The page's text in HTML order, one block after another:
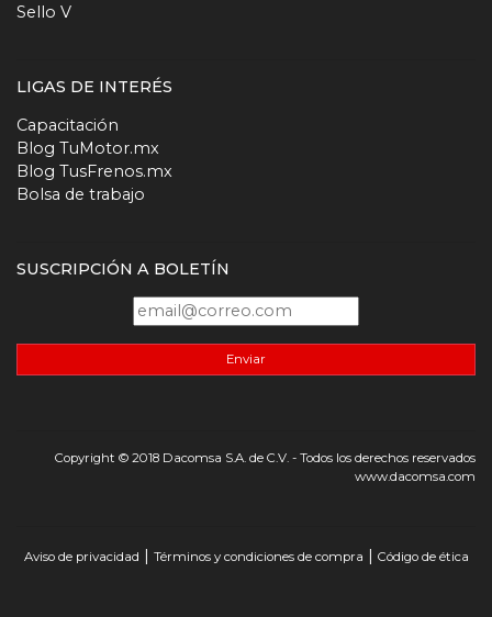
Sello V
LIGAS DE INTERÉS
Capacitación
Blog TuMotor.mx
Blog TusFrenos.mx
Bolsa de trabajo
SUSCRIPCIÓN A BOLETÍN
Enviar
Copyright © 2018 Dacomsa S.A. de C.V. - Todos los derechos reservados
www.dacomsa.com
Aviso de privacidad | Términos y condiciones de compra | Código de ética